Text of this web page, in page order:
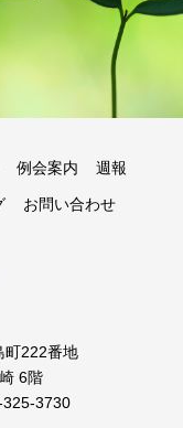
例会案内 週報
お問い合わせ
町222番地
6階
3730